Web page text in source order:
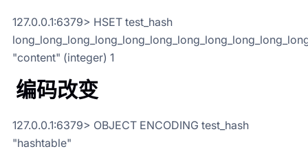
127.0.0.1:6379> HSET test_hash
"content" (integer) 1
编码改变
127.0.0.1:6379> OBJECT ENCODING test_hash
"hashtable"